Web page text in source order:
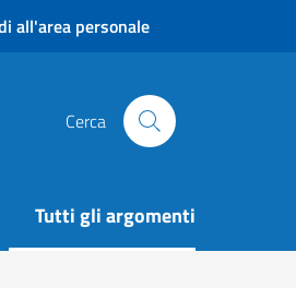
all'area personale
Cerca
Tutti gli argomenti